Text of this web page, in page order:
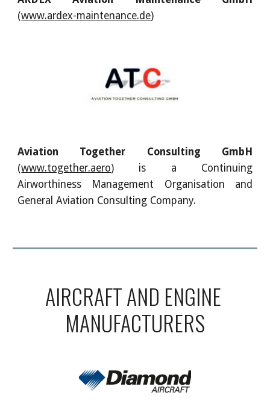
(www.ardex-maintenance.de)
Aviation Together Consulting GmbH
(www.together.aero) is a Continuing
Airworthiness Management Organisation and
General Aviation Consulting Company.
AIRCRAFT AND ENGINE
MANUFACTURERS